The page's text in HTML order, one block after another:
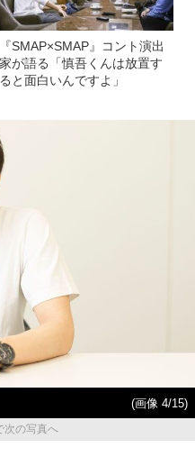
『SMAP×SMAP』コント演出
家が語る「慎吾くんは放置す
ると面白いんですよ」
(画像 4/15)
次の写真へ